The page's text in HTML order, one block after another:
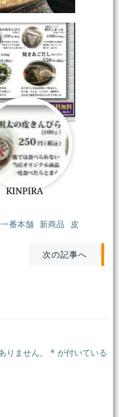
番本舗 新商品 皮
次の記事へ
りません。 * が付いている